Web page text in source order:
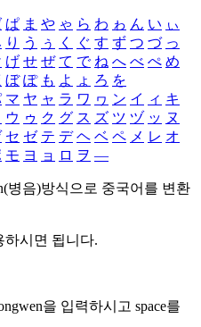
ぱ ま や ゃ ら わ ゎ ん い ぃ
り う ぅ く ぐ す ず つ づ っ
げ せ ぜ て で ね へ べ ぺ め
ぼ ぽ も よ ょ ろ を
マ ヤ ャ ラ ワ ヮ ン イ ィ キ
ウ ゥ ク グ ス ズ ツ ヅ ッ ヌ
セ ゼ テ デ ヘ ベ ペ メ レ オ
モ ヨ ョ ロ ヲ ―
병음)방식으로 중국어를 변환
하시면 됩니다.
을 입력하시고 space를